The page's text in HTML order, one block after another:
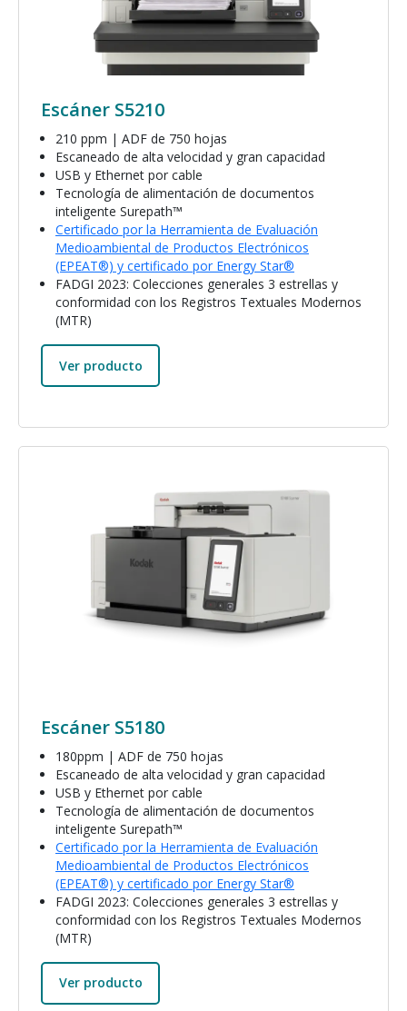
Escáner S5210
210 ppm | ADF de 750 hojas
Escaneado de alta velocidad y gran capacidad
USB y Ethernet por cable
Tecnología de alimentación de documentos
inteligente Surepath™
Certificado por la Herramienta de Evaluación
Medioambiental de Productos Electrónicos
(EPEAT®) y certificado por Energy Star®
FADGI 2023: Colecciones generales 3 estrellas y
conformidad con los Registros Textuales Modernos
(MTR)
Ver producto
Imagen
Escáner S5180
180ppm | ADF de 750 hojas
Escaneado de alta velocidad y gran capacidad
USB y Ethernet por cable
Tecnología de alimentación de documentos
inteligente Surepath™
Certificado por la Herramienta de Evaluación
Medioambiental de Productos Electrónicos
(EPEAT®) y certificado por Energy Star®
FADGI 2023: Colecciones generales 3 estrellas y
conformidad con los Registros Textuales Modernos
(MTR)
Ver producto